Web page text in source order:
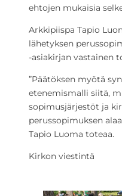
ehtojen mukaisia
Arkkipiispa Tapio
lähetyksen
-asiakirjan vastainen
”Päätöksen myötä
etenemismalli siitä,
sopimusjärjestöt ja
perussopimuksen
Tapio Luoma toteaa.
Kirkon viestintä